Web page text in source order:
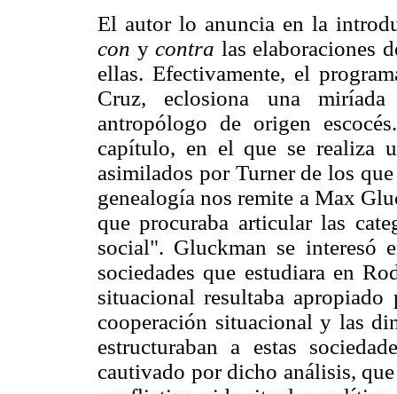
El autor lo anuncia en la
con ycontra las elaboraciones
ellas. Efectivamente, el
Cruz, eclosiona una
antropólogo de origen
capítulo, en el que se realiza
asimilados por Turner de los
genealogía nos remite a Max
que procuraba articular las
social". Gluckman se interesó
sociedades que estudiara en
situacional resultaba
cooperación situacional y las
estructuraban a estas
cautivado por dicho análisis,